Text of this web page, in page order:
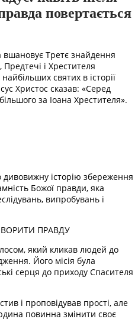
повертається
вшановує Третє знайдення
і Хрестителя
святих в історії
Христос сказав: «Серед
за Іоана Хрестителя».
історію збереження
Божої правди, яка
випробувань і
ПРАВДУ
який кликав людей до
Його місія була
серця до приходу Спасителя
і проповідував прості, але
повинна змінити своє